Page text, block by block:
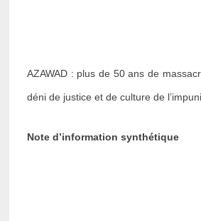
AZAWAD : plus de 50 ans de
déni de justice et de culture de
Note d’information synthétique